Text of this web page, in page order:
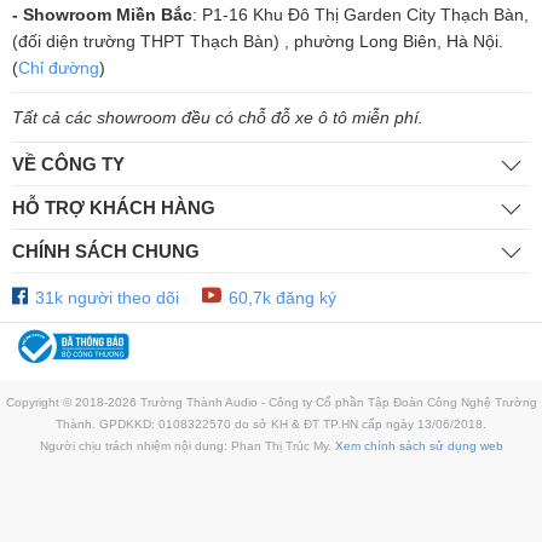
- Showroom Miền Bắc: P1-16 Khu Đô Thị Garden City Thạch Bàn,
(đối diện trường THPT Thạch Bàn) , phường Long Biên, Hà Nội.
(Chỉ đường)
Tất cả các showroom đều có chỗ đỗ xe ô tô miễn phí.
VỀ CÔNG TY
HỖ TRỢ KHÁCH HÀNG
CHÍNH SÁCH CHUNG
31k người theo dõi 60,7k đăng ký
Copyright © 2018-2026 Trường Thành Audio - Công ty Cổ phần Tập Đoàn Công Nghệ Trường
Thành. GPDKKD: 0108322570 do sở KH & ĐT TP.HN cấp ngày 13/06/2018.
Người chịu trách nhiệm nội dung: Phan Thị Trúc My. Xem chính sách sử dụng web